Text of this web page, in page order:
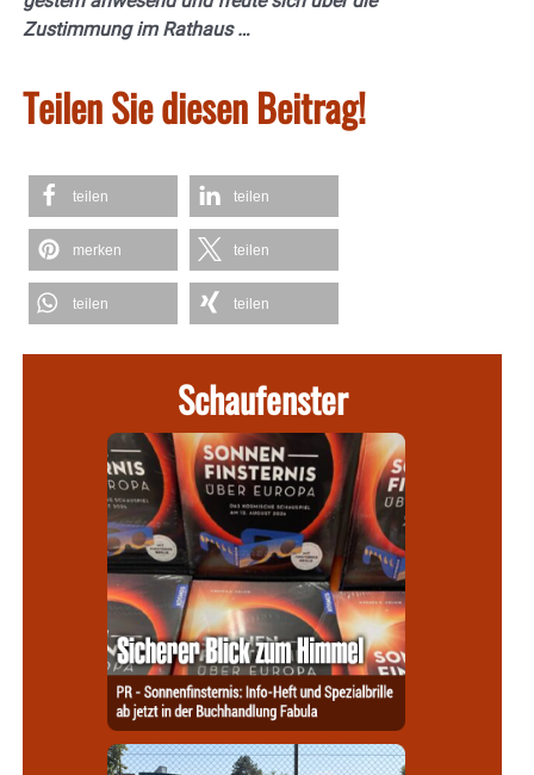
Zustimmung im Rathaus …
Teilen Sie diesen Beitrag!
teilen teilen
merken teilen
teilen teilen
Schaufenster